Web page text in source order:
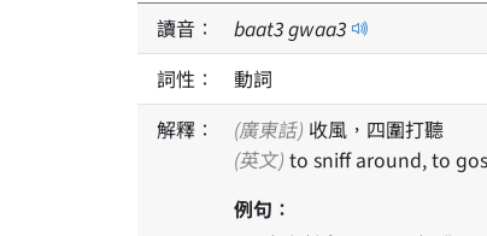
讀音： baat3gwaa3
詞性：
動詞
解釋：
(廣東話) 收風，四圍打聽
(英文) to sniff around, to
例句：